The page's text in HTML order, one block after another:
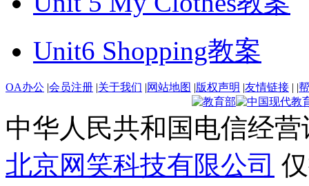
Unit6 Shopping教案
OA办公 |会员注册 |关于我们 |网站地图 |版权声明 |友情链接 | |
中华人民共和国电信经营
北京网笑科技有限公司